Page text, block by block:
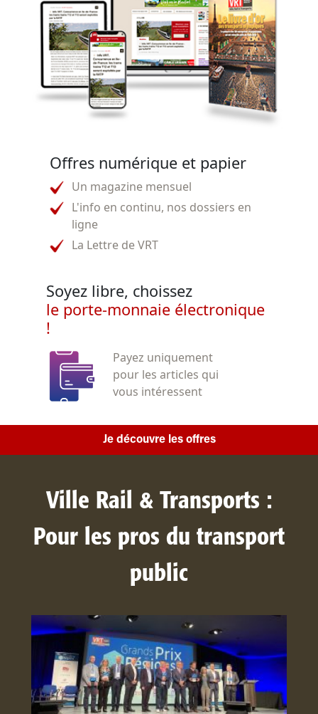
Offres numérique et papier
Un magazine mensuel
L'info en continu, nos dossiers en
ligne
La Lettre de VRT
Soyez libre, choissez
le porte-monnaie électronique
!
Payez uniquement
pour les articles qui
vous intéressent
Je découvre les offres
Ville Rail & Transports :
Pour les pros du transport
public